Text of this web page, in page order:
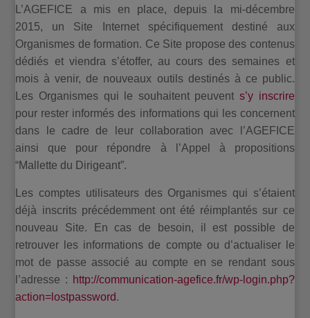
L’AGEFICE a mis en place, depuis la mi-décembre
2015, un Site Internet spécifiquement destiné aux
Organismes de formation. Ce Site propose des contenus
dédiés et viendra s’étoffer, au cours des semaines et
mois à venir, de nouveaux outils destinés à ce public.
Les Organismes qui le souhaitent peuvent s’y inscrire
pour rester informés des informations qui les concernent
dans le cadre de leur collaboration avec l’AGEFICE
ainsi que pour répondre à l’Appel à propositions
“Mallette du Dirigeant”.
Les comptes utilisateurs des Organismes qui s’étaient
déjà inscrits précédemment ont été réimplantés sur ce
nouveau Site. En cas de besoin, il est possible de
retrouver les informations de compte ou d’actualiser le
mot de passe associé au compte en se rendant sous
l’adresse : http://communication-agefice.fr/wp-login.php?
action=lostpassword.